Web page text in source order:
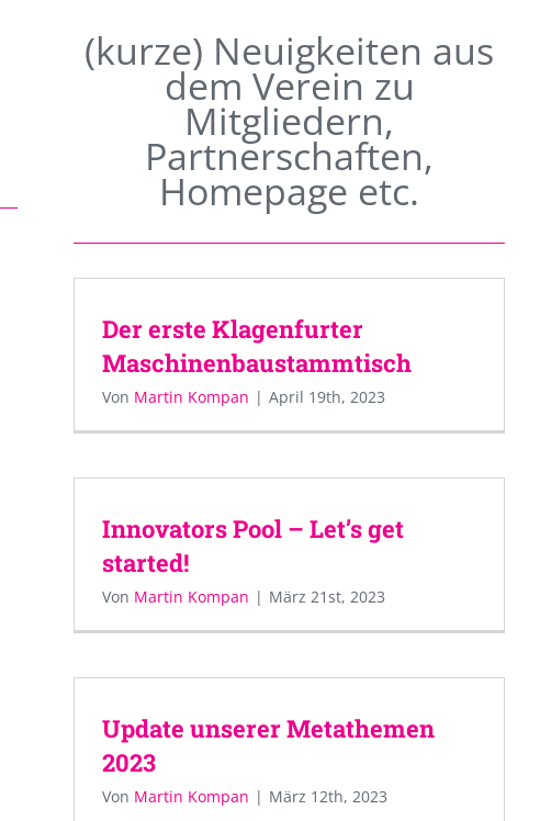
(kurze) Neuigkeiten aus
dem Verein zu
Mitgliedern,
Partnerschaften,
Homepage etc.
Der erste Klagenfurter
Maschinenbaustammtisch
Von Martin Kompan | April 19th, 2023
Innovators Pool – Let’s get
started!
Von Martin Kompan | März 21st, 2023
Update unserer Metathemen
2023
Von Martin Kompan | März 12th, 2023